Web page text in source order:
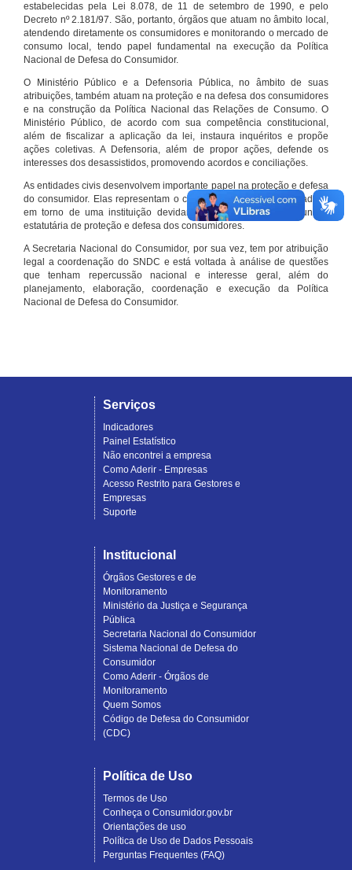
estabelecidas pela Lei 8.078, de 11 de setembro de 1990, e pelo
Decreto nº 2.181/97. São, portanto, órgãos que atuam no âmbito local,
atendendo diretamente os consumidores e monitorando o mercado de
consumo local, tendo papel fundamental na execução da Política
Nacional de Defesa do Consumidor.
O Ministério Público e a Defensoria Pública, no âmbito de suas
atribuições, também atuam na proteção e na defesa dos consumidores
e na construção da Política Nacional das Relações de Consumo. O
Ministério Público, de acordo com sua competência constitucional,
além de fiscalizar a aplicação da lei, instaura inquéritos e propõe
ações coletivas. A Defensoria, além de propor ações, defende os
interesses dos desassistidos, promovendo acordos e conciliações.
As entidades civis desenvolvem importante papel na proteção e defesa
do consumidor. Elas representam o conjunto organizado de cidadãos
em torno de uma instituição devidamente registrada e com função
estatutária de proteção e defesa dos consumidores.
A Secretaria Nacional do Consumidor, por sua vez, tem por atribuição
legal a coordenação do SNDC e está voltada à análise de questões
que tenham repercussão nacional e interesse geral, além do
planejamento, elaboração, coordenação e execução da Política
Nacional de Defesa do Consumidor.
Serviços
Indicadores
Painel Estatístico
Não encontrei a empresa
Como Aderir - Empresas
Acesso Restrito para Gestores e
Empresas
Suporte
Institucional
Órgãos Gestores e de
Monitoramento
Ministério da Justiça e Segurança
Pública
Secretaria Nacional do Consumidor
Sistema Nacional de Defesa do
Consumidor
Como Aderir - Órgãos de
Monitoramento
Quem Somos
Código de Defesa do Consumidor
(CDC)
Política de Uso
Termos de Uso
Conheça o Consumidor.gov.br
Orientações de uso
Política de Uso de Dados Pessoais
Perguntas Frequentes (FAQ)